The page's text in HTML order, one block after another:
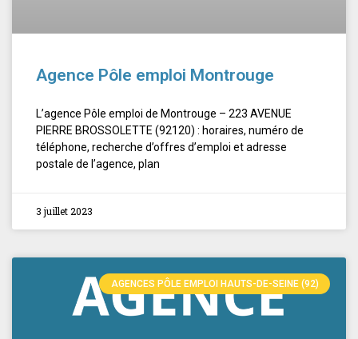
Agence Pôle emploi Montrouge
L’agence Pôle emploi de Montrouge – 223 AVENUE
PIERRE BROSSOLETTE (92120) : horaires, numéro de
téléphone, recherche d’offres d’emploi et adresse
postale de l’agence, plan
3 juillet 2023
AGENCES PÔLE EMPLOI HAUTS-DE-SEINE (92)